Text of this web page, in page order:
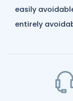
easily
entirely